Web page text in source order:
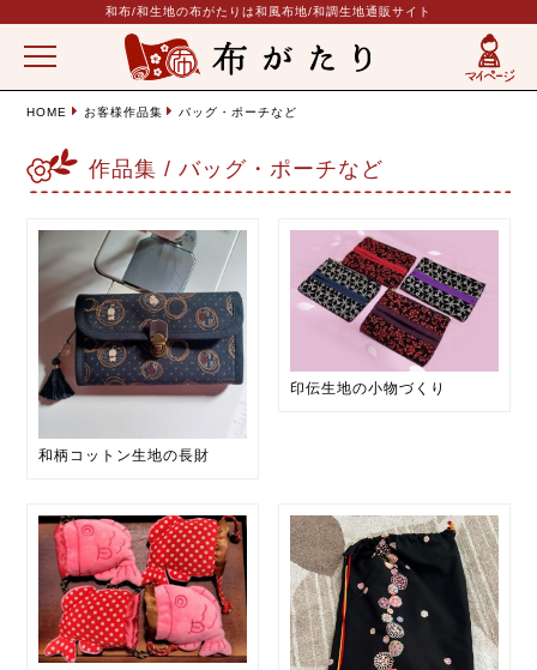
和布/和生地の布がたりは和風布地/和調生地通販サイト
HOME お客様作品集 バッグ・ポーチなど
作品集 / バッグ・ポーチなど
和柄コットン生地の長財
印伝生地の小物づくり